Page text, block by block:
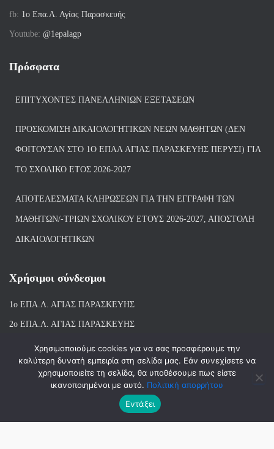
fb: 1ο Επα.Λ. Αγίας Παρασκευής
Youtube: @1epalagp
Πρόσφατα
ΕΠΙΤΥΧΌΝΤΕΣ ΠΑΝΕΛΛΗΝΊΩΝ ΕΞΕΤΆΣΕΩΝ
ΠΡΟΣΚΌΜΙΣΗ ΔΙΚΑΙΟΛΟΓΗΤΙΚΏΝ ΝΈΩΝ ΜΑΘΗΤΏΝ (ΔΕΝ
ΦΟΙΤΟΎΣΑΝ ΣΤΟ 1Ο ΕΠΑΛ ΑΓΙΑΣ ΠΑΡΑΣΚΕΥΗΣ ΠΈΡΥΣΙ) ΓΙΑ
ΤΟ ΣΧΟΛΙΚΌ ΈΤΟΣ 2026-2027
ΑΠΟΤΕΛΈΣΜΑΤΑ ΚΛΗΡΏΣΕΩΝ ΓΙΑ ΤΗΝ ΕΓΓΡΑΦΉ ΤΩΝ
ΜΑΘΗΤΏΝ/-ΤΡΙΏΝ ΣΧΟΛΙΚΟΎ ΈΤΟΥΣ 2026-2027, ΑΠΟΣΤΟΛΉ
ΔΙΚΑΙΟΛΟΓΗΤΙΚΏΝ
Χρήσιμοι σύνδεσμοι
1ο ΕΠΑ.Λ. ΑΓΙΑΣ ΠΑΡΑΣΚΕΥΗΣ
2ο ΕΠΑ.Λ. ΑΓΙΑΣ ΠΑΡΑΣΚΕΥΗΣ
1ο Ε.Κ. ΑΓΙΑΣ ΠΑΡΑΣΚΕΥΗΣ
ΒΙΒΛΙΟΘΗΚΗ 1ου & 2ου ΕΠΑΛ ΑΓΙΑΣ ΠΑΡΑΣΚΕΥΗΣ
Hestia | Αναπτύχθηκε απόThemeIsle
Χρησιμοποιούμε cookies για να σας προσφέρουμε την
καλύτερη δυνατή εμπειρία στη σελίδα μας. Εάν συνεχίσετε να
χρησιμοποιείτε τη σελίδα, θα υποθέσουμε πως είστε
ικανοποιημένοι με αυτό. Πολιτική απορρήτου
Εντάξει